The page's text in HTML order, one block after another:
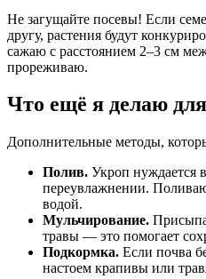
Не загущайте посевы! Если
другу, растения будут
сажаю с расстоянием 2–3 см
прореживаю.
Что ещё я делаю
Дополнительные методы,
Полив. Укроп нуждается
переувлажнении.
водой.
Мульчирование.
травы — это помогает
Подкормка. Если почва
настоем крапивы или